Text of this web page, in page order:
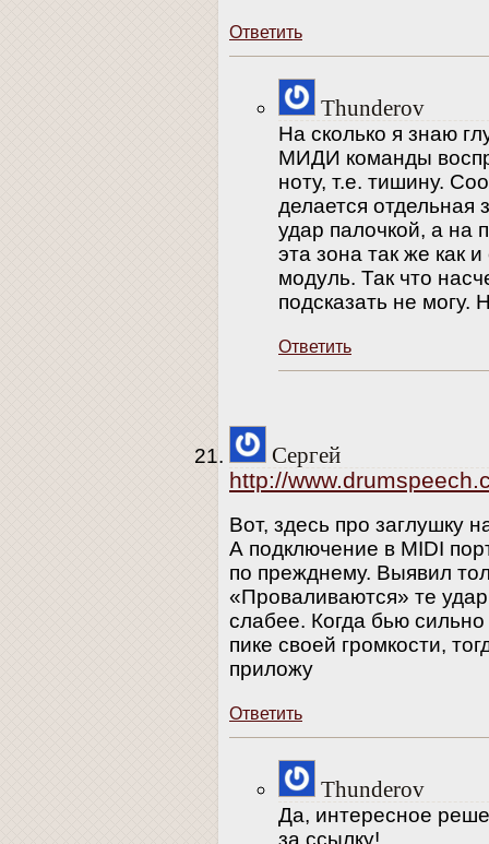
Ответить
Thunderov
На сколько я знаю
МИДИ команды
ноту, т.е. тишину.
делается
удар палочкой, а на
эта зона так же как
модуль. Так что
подсказать не
Ответить
Сергей
http://
Вот, здесь про заглушку
А подключение в MIDI
по прежднему. Выявил
«Проваливаются» те
слабее. Когда бью
пике своей громкости,
приложу
Ответить
Thunderov
Да, интересное
за ссылку!